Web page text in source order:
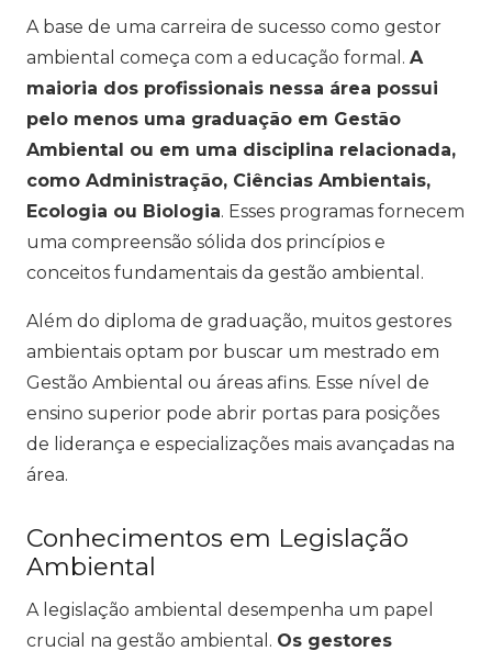
A base de uma carreira de sucesso como gestor
ambiental começa com a educação formal. A
maioria dos profissionais nessa área possui
pelo menos uma graduação em Gestão
Ambiental ou em uma disciplina relacionada,
como Administração, Ciências Ambientais,
Ecologia ou Biologia. Esses programas fornecem
uma compreensão sólida dos princípios e
conceitos fundamentais da gestão ambiental.
Além do diploma de graduação, muitos gestores
ambientais optam por buscar um mestrado em
Gestão Ambiental ou áreas afins. Esse nível de
ensino superior pode abrir portas para posições
de liderança e especializações mais avançadas na
área.
Conhecimentos em Legislação
Ambiental
A legislação ambiental desempenha um papel
crucial na gestão ambiental. Os gestores